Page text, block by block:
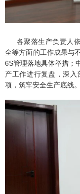
各聚落生产负责人
全等方面的工作成果与
6S管理落地具体举措；
产工作进行复盘，深
项，筑牢安全生产底线。